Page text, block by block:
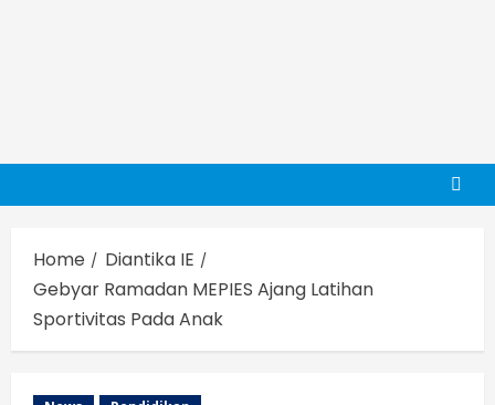
Home
Diantika IE
Gebyar Ramadan MEPIES Ajang Latihan
Sportivitas Pada Anak